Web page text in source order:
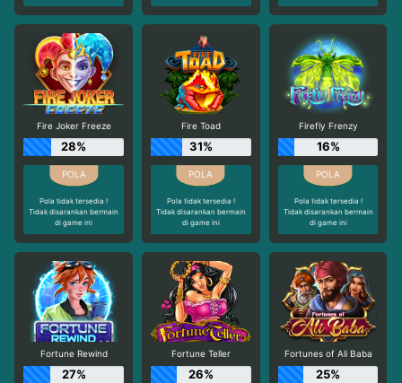
Fire Joker Freeze
28%
Pola tidak tersedia !
Tidak disarankan bermain
di game ini
Fire Toad
31%
Pola tidak tersedia !
Tidak disarankan bermain
di game ini
Firefly Frenzy
16%
Pola tidak tersedia !
Tidak disarankan bermain
di game ini
Fortune Rewind
27%
Fortune Teller
26%
Fortunes of Ali Baba
25%